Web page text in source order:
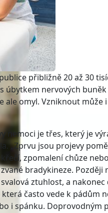
přibližně 20 až 30
úbytkem nervových
ale omyl. Vzniknout
nemoci je třes, který je
„Zprvu jsou projevy
zpomalení chůze
bradykineze.
ztuhlost, a
často vede k pádům
i spánku.